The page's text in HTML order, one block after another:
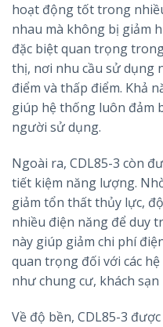
hoạt động tốt trong
nhau mà không bị giảm
đặc biệt quan trọng
thị, nơi nhu cầu sử dụng
điểm và thấp điểm. Khả
giúp hệ thống luôn đảm
người sử dụng.
Ngoài ra, CDL85-3 còn
tiết kiệm năng lượng.
giảm tổn thất thủy lực,
nhiều điện năng để duy
này giúp giảm chi phí
quan trọng đối với các
như chung cư, khách
Về độ bền, CDL85-3